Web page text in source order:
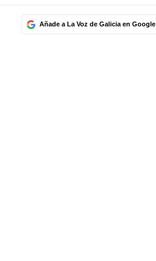
Añade a La Voz de Galicia en Google